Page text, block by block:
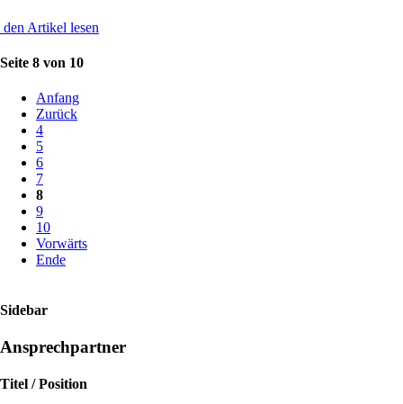
den Artikel lesen
Seite 8 von 10
Anfang
Zurück
4
5
6
7
8
9
10
Vorwärts
Ende
Sidebar
Ansprechpartner
Titel / Position